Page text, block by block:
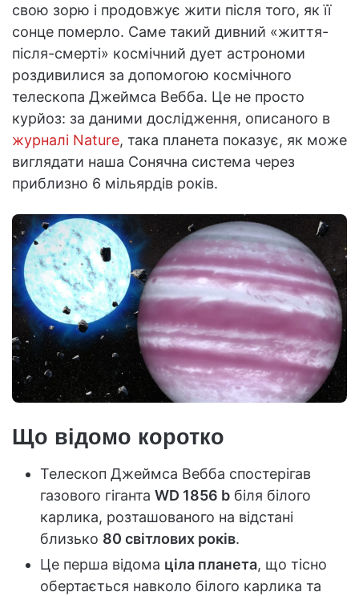
свою зорю і продовжує жити після того, як її
сонце померло. Саме такий дивний «життя-
після-смерті» космічний дует астрономи
роздивилися за допомогою космічного
телескопа Джеймса Вебба. Це не просто
курйоз: за даними дослідження, описаного в
журналі Nature, така планета показує, як може
виглядати наша Сонячна система через
приблизно 6 мільярдів років.
Що відомо коротко
Телескоп Джеймса Вебба спостерігав
газового гіганта WD 1856 b біля білого
карлика, розташованого на відстані
близько 80 світлових років.
Це перша відома ціла планета, що тісно
обертається навколо білого карлика та